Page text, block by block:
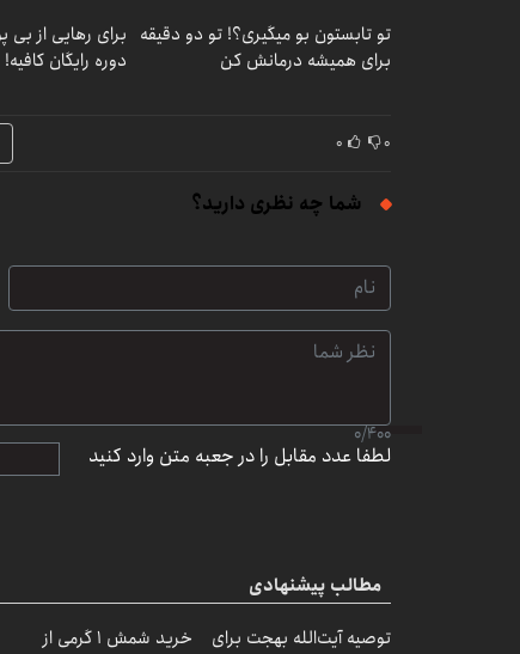
تو تابستون بو میگیری؟! تو دو دقیقه
برای همیشه درمانش کن
برای رهایی از
دوره رایگان
۰ ۰
شما چه نظری دارید؟
0/400
لطفا عدد مقابل را در جعبه متن وارد کنید
مطالب پیشنهادی
توصیه آیت‌الله بهجت برای
خرید شمش 1 گرمی از